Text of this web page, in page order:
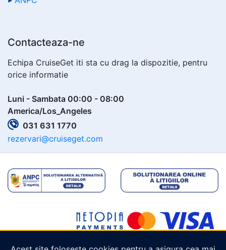
Contacteaza-ne
Echipa CruiseGet iti sta cu drag la dispozitie, pentru
orice informatie
Luni - Sambata 00:00 - 08:00
America/Los_Angeles
031 631 1770
rezervari@cruiseget.com